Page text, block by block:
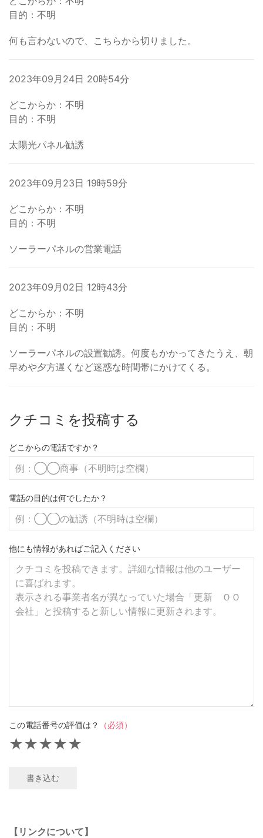
目的：不明
何も言わないので、こちらから切りました。
2023年09月24日 20時54分
どこからか：不明
目的：不明
太陽光パネル勧誘
2023年09月23日 19時59分
どこからか：不明
目的：不明
ソーラーパネルの営業電話
2023年09月02日 12時43分
どこからか：不明
目的：不明
ソーラーパネルの設置勧誘。何度もかかってきたうえ、朝
早めや夕方遅くなど迷惑な時間帯にかけてくる。
クチコミを投稿する
どこからの電話ですか？
電話の目的は何でしたか？
他にも情報があればご記入ください
この電話番号の評価は？ （必須）
★
★
★
★
★
書き込む
【リンクについて】